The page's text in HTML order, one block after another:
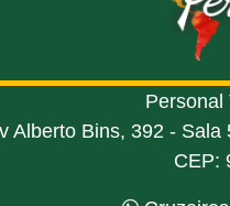
Personal
Alberto Bins, 392 - Sala
CEP: